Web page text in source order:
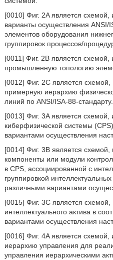
[0010] Фиг. 2A является
варианты осуществления ANSI/
элементов оборудования
группировок процессов/
[0011] Фиг. 2B является
промышленную топологию
[0012] Фиг. 2C является
примерную иерархию
линий по ANSI/ISA-88-стандарту.
[0013] Фиг. 3A является
киберфизической системы
вариантами осуществления
[0014] Фиг. 3B является
компоненты или модули
в CPS, ассоциированной с
группировкой
различными вариантами
[0015] Фиг. 3C является
интеллектуального актива в
вариантами осуществления
[0016] Фиг. 4A является
иерархию управления для
управления иерархическими